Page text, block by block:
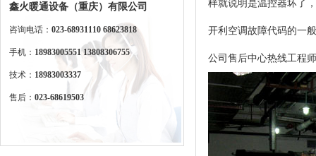
鑫火暖通设备（重庆）有限公司
咨询电话： 023-68931110 68623818
手机： 18983005551 13808306755
技术： 18983003337
售后： 023-68619503
样就说明是温控器坏了
开利空调故障代码的一
公司售后中心热线工程